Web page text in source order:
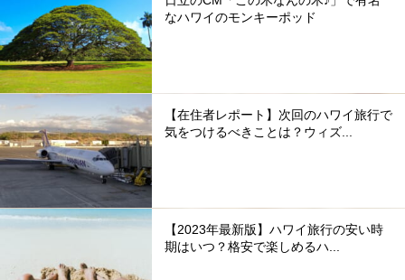
なハワイのモンキーポッド
【在住者レポート】次回のハワイ旅行で
気をつけるべきことは？ウィズ...
【2023年最新版】ハワイ旅行の安い時
期はいつ？格安で楽しめるハ...